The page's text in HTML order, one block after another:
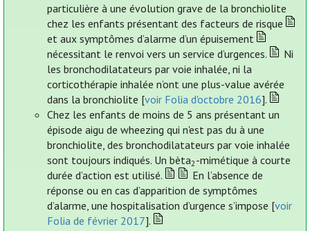
particulière à une évolution grave de la bronchiolite
chez les enfants présentant des facteurs de risque
et aux symptômes d’alarme d’un épuisement
nécessitant le renvoi vers un service d’urgences.
Ni
les bronchodilatateurs par voie inhalée, ni la
corticothérapie inhalée n’ont une plus-value avérée
dans la bronchiolite [voir Folia d'octobre 2016].
Chez les enfants de moins de 5 ans présentant un
épisode aigu de wheezing qui n'est pas du à une
bronchiolite, des bronchodilatateurs par voie inhalée
sont toujours indiqués. Un bèta2-mimétique à courte
durée d’action est utilisé.
En l’absence de
réponse ou en cas d’apparition de symptômes
d’alarme, une hospitalisation d’urgence s’impose [voir
Folia de février 2017].